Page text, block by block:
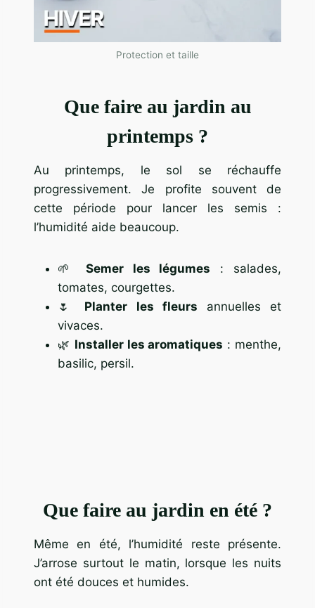
Protection et taille
Que faire au jardin au
printemps ?
Au printemps, le sol se réchauffe
progressivement. Je profite souvent de
cette période pour lancer les semis :
l’humidité aide beaucoup.
🌱 Semer les légumes : salades,
tomates, courgettes.
🌷 Planter les fleurs annuelles et
vivaces.
🌿 Installer les aromatiques : menthe,
basilic, persil.
Que faire au jardin en été ?
Même en été, l’humidité reste présente.
J’arrose surtout le matin, lorsque les nuits
ont été douces et humides.